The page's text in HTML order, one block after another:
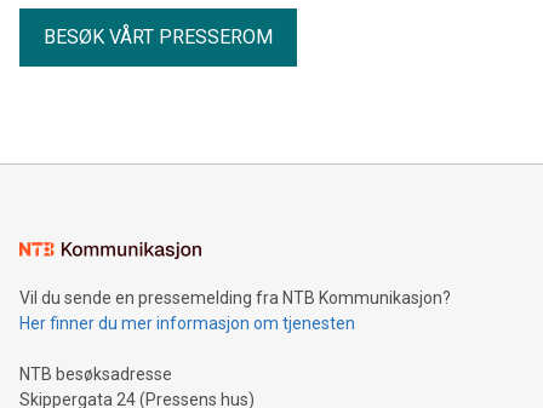
BESØK VÅRT PRESSEROM
Vil du sende en pressemelding fra NTB Kommunikasjon?
Her finner du mer informasjon om tjenesten
NTB besøksadresse
Skippergata 24 (Pressens hus)